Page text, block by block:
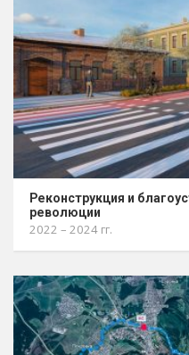
Реконструкция и
революции
2022 – 2024 гг.